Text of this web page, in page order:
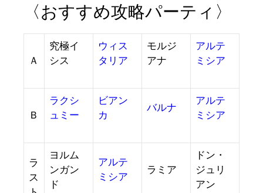
〈おすすめ攻略パーティ〉
Ａ
究極イ
シス
ウィス
タリア
モルジ
アナ
アルテ
ミシア
Ｂ
ラクシ
ュミー
ビアン
カ
バルナ
アルテ
ミシア
ラ
ス
ヨルム
ンガン
ド
アルテ
ミシア
ラミア
ドン・
ジュリ
アン